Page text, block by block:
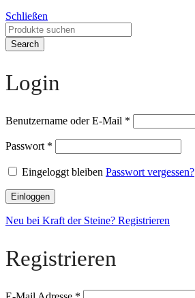
Schließen
Search
Login
Benutzername oder E-Mail *
Passwort *
Eingeloggt bleiben Passwort vergessen?
Einloggen
Neu bei Kraft der Steine? Registrieren
Registrieren